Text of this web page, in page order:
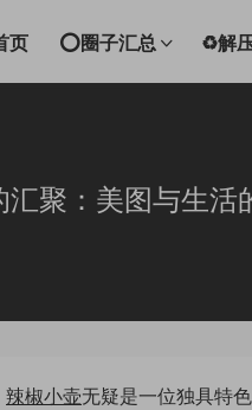
页 ⭕圈子汇总 ♻解
聚：美图与生活
辣椒小壶无疑是一位独具特